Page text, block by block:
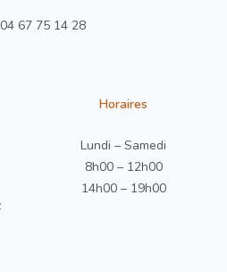
04 67 75 14 28
Horaires
Lundi – Samedi
8h00 – 12h00
14h00 – 19h00